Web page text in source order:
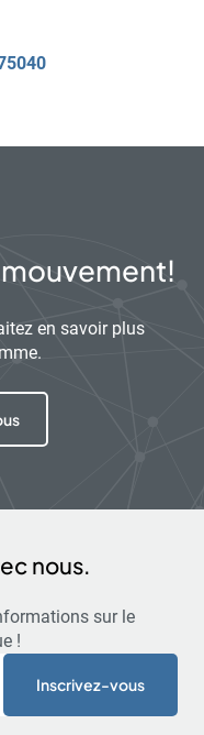
en savoir plus
nous.
sur le
!